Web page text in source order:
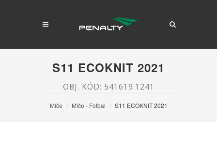
S11 ECOKNIT 2021
OBJ. KÓD: 541619.1241
Míče Míče - Fotbal S11 ECOKNIT 2021